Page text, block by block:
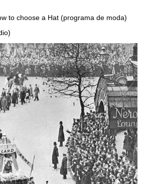
to choose a Hat (programa de moda)